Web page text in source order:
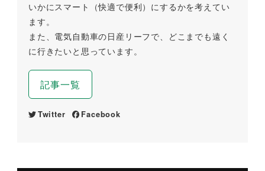
いかにスマート（快適で便利）にするかを考えてい
ます。
また、電気自動車の日産リーフで、どこまでも遠く
に行きたいと思っています。
記事一覧
Twitter Facebook